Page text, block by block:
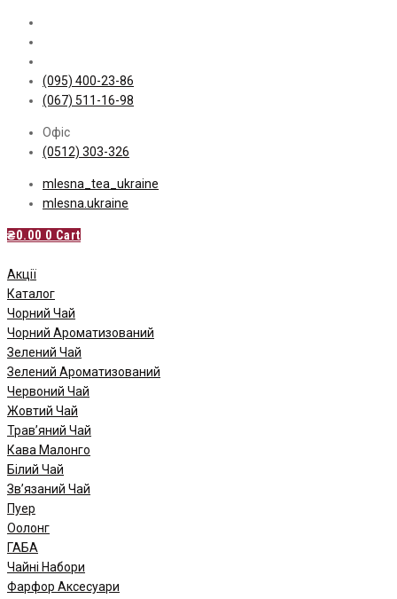
Skip
content
(095) 400-23-86
(067) 511-16-98
Офіс
(0512) 303-326
mlesna_tea_ukraine
mlesna.ukraine
₴0.00 0 Cart
Акції
Каталог
Чорний Чай
Чорний Ароматизований
Зелений Чай
Зелений Ароматизований
Червоний Чай
Жовтий Чай
Трав’яний Чай
Кава Малонго
Білий Чай
Зв’язаний Чай
Пуер
Oолонг
ГАБА
Чайні Набори
Фарфор Аксесуари